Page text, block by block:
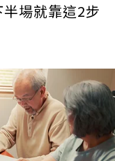
場就靠這2步